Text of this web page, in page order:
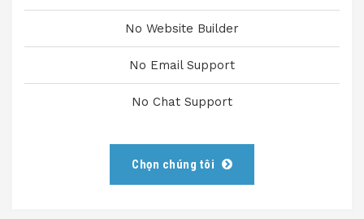
No Website Builder
No Email Support
No Chat Support
Chọn chúng tôi